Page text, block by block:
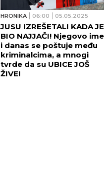
HRONIKA 06:00 05.05.2025
JUSU IZREŠETALI KADA JE
BIO NAJJAČI! Njegovo ime
i danas se poštuje među
kriminalcima, a mnogi
tvrde da su UBICE JOŠ
ŽIVE!